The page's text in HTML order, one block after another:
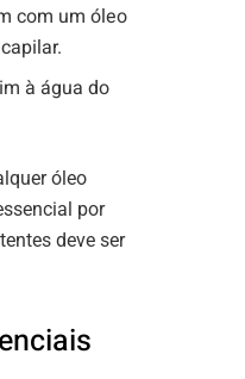
com um óleo
à água do
óleo
por
deve ser